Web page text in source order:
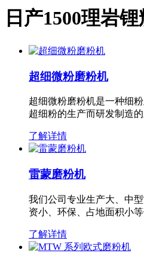
日产1500理岩
超细微粉磨粉机
超细微粉磨粉机是一种细
超细粉的生产而研发制造
了解详情
雷蒙磨粉机
我们公司专业生产大、中
资小、环保、占地面积小
了解详情